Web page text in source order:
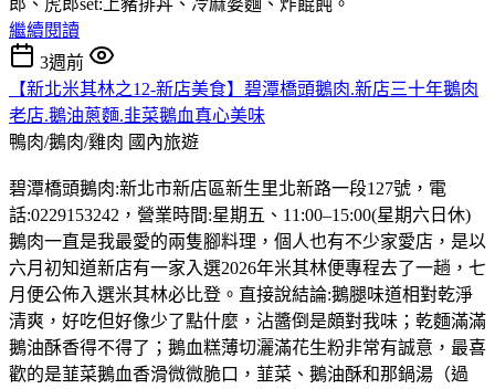
繼續閱讀
3週前
【新北米其林之12-新店美食】碧潭橋頭鵝肉.新店三十年鵝肉
老店.鵝油蔥麵.韭菜鵝血真心美味
鴨肉/鵝肉/雞肉 國內旅遊
碧潭橋頭鵝肉:新北市新店區新生里北新路一段127號，電
話:0229153242，營業時間:星期五、11:00–15:00(星期六日休)
鵝肉一直是我最愛的兩隻腳料理，個人也有不少家愛店，是以
六月初知道新店有一家入選2026年米其林便專程去了一趟，七
月便公佈入選米其林必比登。直接說結論:鵝腿味道相對乾淨
清爽，好吃但好像少了點什麼，沾醬倒是頗對我味；乾麵滿滿
鵝油酥香得不得了；鵝血糕薄切灑滿花生粉非常有誠意，最喜
歡的是韮菜鵝血香滑微微脆口，韮菜、鵝油酥和那鍋湯（過